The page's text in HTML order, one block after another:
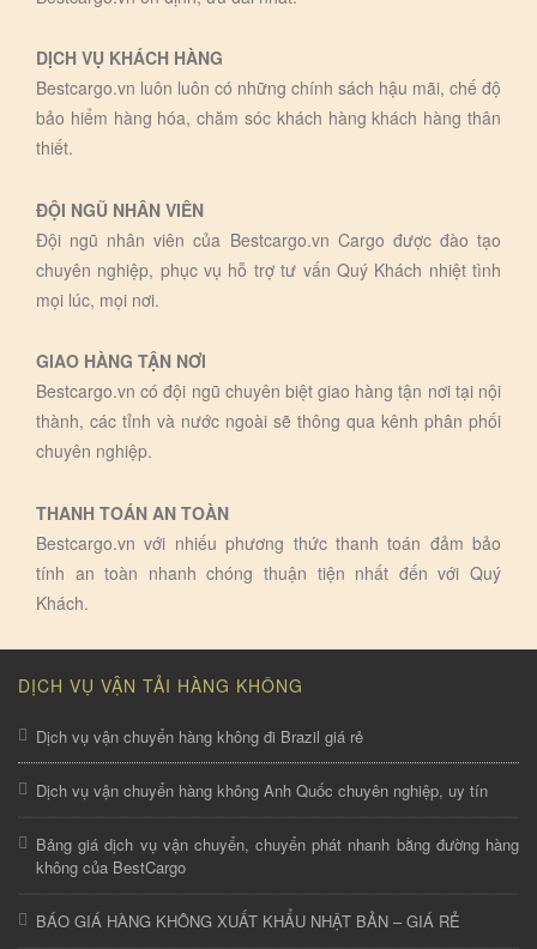
DỊCH VỤ KHÁCH HÀNG
Bestcargo.vn luôn luôn có những chính sách hậu mãi, chế độ
bảo hiểm hàng hóa, chăm sóc khách hàng khách hàng thân
thiết.
ĐỘI NGŨ NHÂN VIÊN
Đội ngũ nhân viên của Bestcargo.vn Cargo được đào tạo
chuyên nghiệp, phục vụ hỗ trợ tư vấn Quý Khách nhiệt tình
mọi lúc, mọi nơi.
GIAO HÀNG TẬN NƠI
Bestcargo.vn có đội ngũ chuyên biệt giao hàng tận nơi tại nội
thành, các tỉnh và nước ngoài sẽ thông qua kênh phân phối
chuyên nghiệp.
THANH TOÁN AN TOÀN
Bestcargo.vn với nhiếu phương thức thanh toán đảm bảo
tính an toàn nhanh chóng thuận tiện nhất đến với Quý
Khách.
DỊCH VỤ VẬN TẢI HÀNG KHÔNG
Dịch vụ vận chuyển hàng không đi Brazil giá rẻ
Dịch vụ vận chuyển hàng không Anh Quốc chuyên nghiệp, uy tín
Bảng giá dịch vụ vận chuyển, chuyển phát nhanh bằng đường hàng
không của BestCargo
BÁO GIÁ HÀNG KHÔNG XUẤT KHẨU NHẬT BẢN – GIÁ RẺ